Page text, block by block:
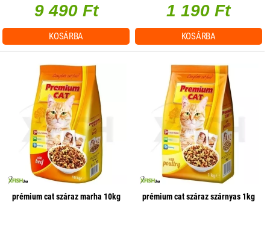
9 490 Ft
KOSÁRBA
1 190 Ft
KOSÁRBA
prémium cat száraz marha 10kg prémium cat száraz szárnyas 1kg